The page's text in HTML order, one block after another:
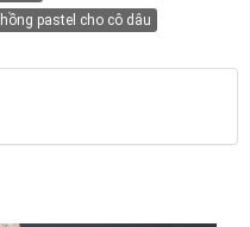
pastel cho cô dâu